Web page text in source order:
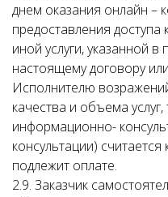
днем оказания онлайн –
предоставления доступа
иной услуги, указанной
настоящему договору
Исполнителю
качества и объема
информационно-
консультации) считается
подлежит оплате.
2.9. Заказчик